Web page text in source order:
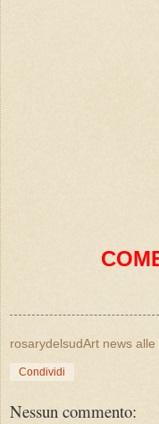
rosarydelsudArt news alle
Condividi
Nessun commento: